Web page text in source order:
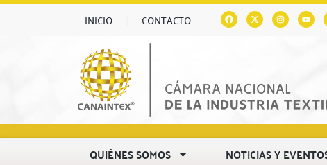
INICIO CONTACTO
QUIÉNES SOMOS NOTICIAS Y